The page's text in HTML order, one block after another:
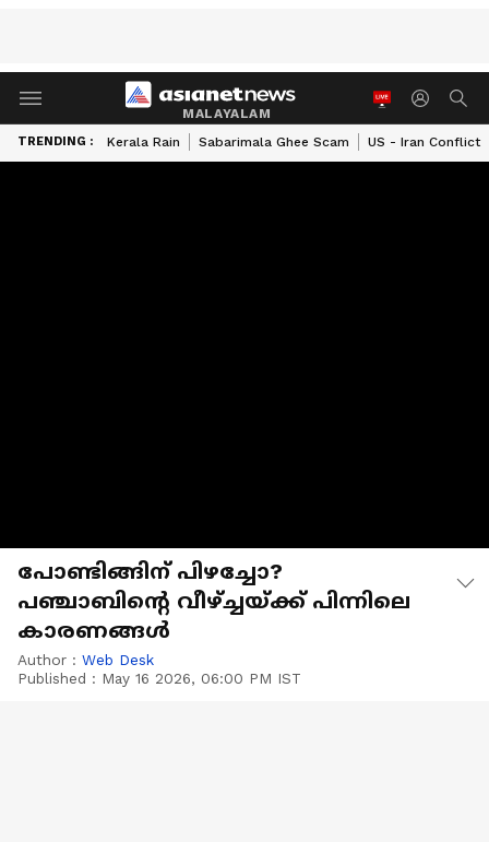
MALAYALAM
TRENDING : Kerala Rain Sabarimala Ghee Scam US - Iran Conflict
പോണ്ടിങ്ങിന് പിഴച്ചോ?
പഞ്ചാബിന്റെ വീഴ്‌ച്ചയ്ക്ക് പിന്നിലെ
കാരണങ്ങള്‍
Author : Web Desk
Published : May 16 2026, 06:00 PM IST